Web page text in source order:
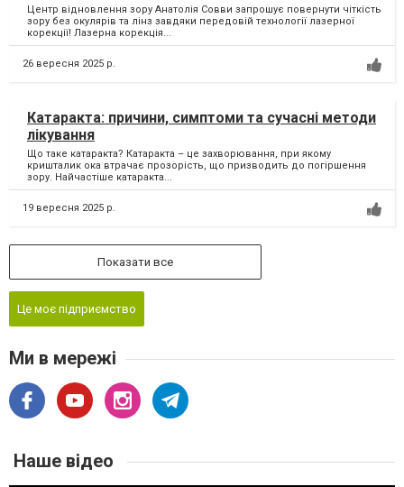
Центр відновлення зору Анатолія Совви запрошує повернути чіткість
зору без окулярів та лінз завдяки передовій технології лазерної
корекції! Лазерна корекція...
26 вересня 2025 р.
Катаракта: причини, симптоми та сучасні методи
лікування
Що таке катаракта? Катаракта – це захворювання, при якому
кришталик ока втрачає прозорість, що призводить до погіршення
зору. Найчастіше катаракта...
19 вересня 2025 р.
Показати все
Це моє підприємство
Ми в мережі
Наше відео